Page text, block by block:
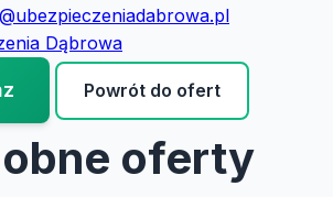
Dąbrowa
Powrót do ofert
oferty